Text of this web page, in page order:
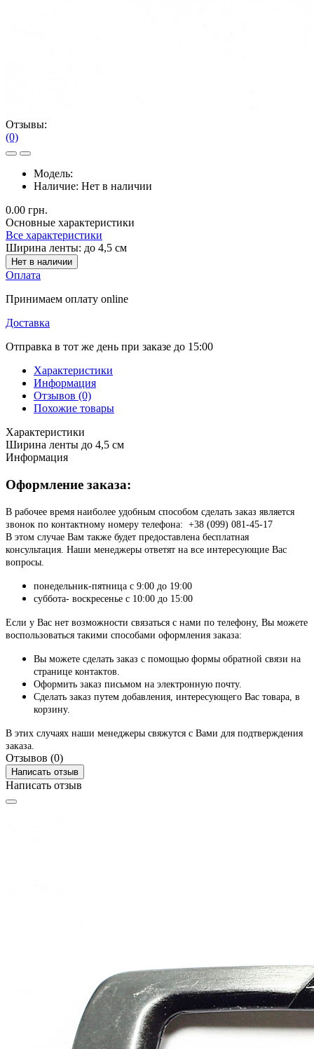
Отзывы:
(0)
Модель:
Наличие: Нет в наличии
0.00 грн.
Основные характеристики
Все характеристики
Ширина ленты: до 4,5 см
Нет в наличии
Оплата
Принимаем оплату online
Доставка
Отправка в тот же день при заказе до 15:00
Характеристики
Информация
Отзывов (0)
Похожие товары
Характеристики
Ширина ленты до 4,5 см
Информация
Оформление заказа:
В рабочее время наиболее удобным способом сделать заказ является
звонок по контактному номеру телефона: +38 (099) 081-45-17
В этом случае Вам также будет предоставлена бесплатная
консультация. Наши менеджеры ответят на все интересующие Вас
вопросы.
понедельник-пятница с 9:00 до 19:00
суббота- воскресенье с 10:00 до 15:00
Если у Вас нет возможности связаться с нами по телефону, Вы можете
воспользоваться такими способами оформления заказа:
Вы можете сделать заказ с помощью формы обратной связи на
странице контактов.
Оформить заказ письмом на электронную почту.
Сделать заказ путем добавления, интересующего Вас товара, в
корзину.
В этих случаях наши менеджеры свяжутся с Вами для подтверждения
заказа.
Отзывов (0)
Написать отзыв
Написать отзыв